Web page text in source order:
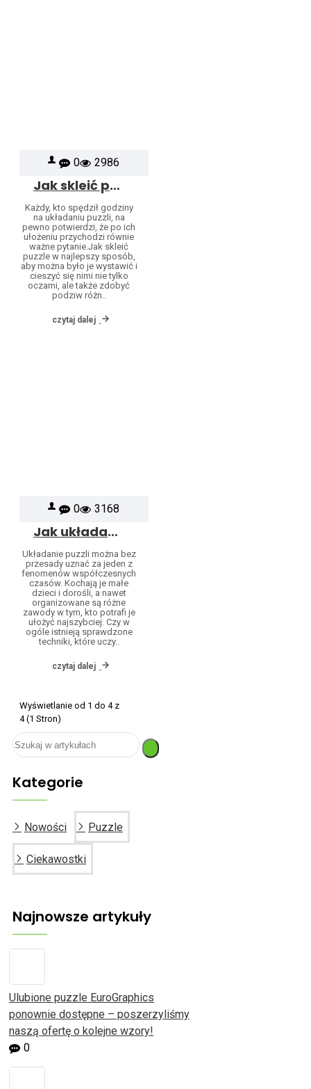
0 2986
Jak skleić puzzle?
Każdy, kto spędził godziny
na układaniu puzzli, na
pewno potwierdzi, że po ich
ułożeniu przychodzi równie
ważne pytanie.Jak skleić
puzzle w najlepszy sposób,
aby można było je wystawić i
cieszyć się nimi nie tylko
oczami, ale także zdobyć
podziw różn..
czytaj dalej
0 3168
Jak układać puzzle?
Układanie puzzli można bez
przesady uznać za jeden z
fenomenów współczesnych
czasów. Kochają je małe
dzieci i dorośli, a nawet
organizowane są różne
zawody w tym, kto potrafi je
ułożyć najszybciej. Czy w
ogóle istnieją sprawdzone
techniki, które uczy..
czytaj dalej
Wyświetlanie od 1 do 4 z
4 (1 Stron)
Kategorie
Nowości Puzzle
Ciekawostki
Najnowsze artykuły
Ulubione puzzle EuroGraphics
ponownie dostępne – poszerzyliśmy
naszą ofertę o kolejne wzory!
0